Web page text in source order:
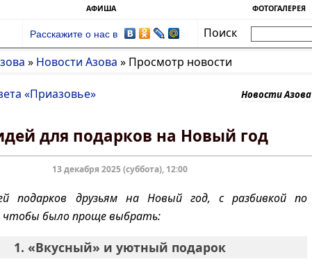
АФИША ФОТОГАЛЕРЕЯ
Расскажите о нас в
Поиск
» Новости Азова » Просмотр новости
«Приазовье» Новости Азова
для подарков на Новый год
13 декабря 2025 (суббота), 12:00
подарков друзьям на Новый год, с разбивкой по
чтобы было проще выбрать:
1. «Вкусный» и уютный подарок